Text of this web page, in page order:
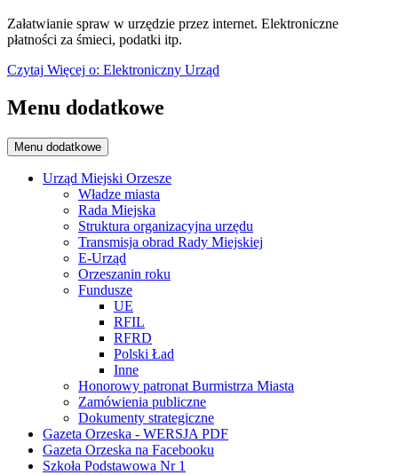
Załatwianie spraw w urzędzie przez internet. Elektroniczne
płatności za śmieci, podatki itp.
Czytaj Więcej o: Elektroniczny Urząd
Menu dodatkowe
Menu dodatkowe
Urząd Miejski Orzesze
Władze miasta
Rada Miejska
Struktura organizacyjna urzędu
Transmisja obrad Rady Miejskiej
E-Urząd
Orzeszanin roku
Fundusze
UE
RFIL
RFRD
Polski Ład
Inne
Honorowy patronat Burmistrza Miasta
Zamówienia publiczne
Dokumenty strategiczne
Gazeta Orzeska - WERSJA PDF
Gazeta Orzeska na Facebooku
Szkoła Podstawowa Nr 1